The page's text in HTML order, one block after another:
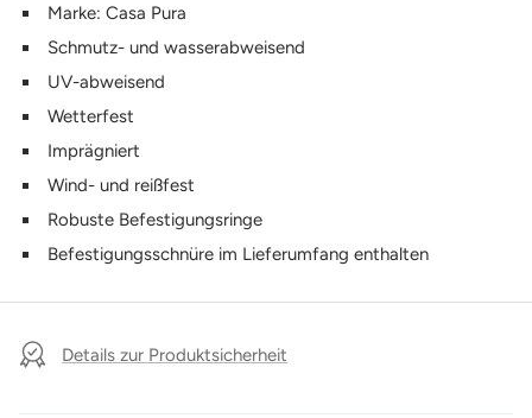
Marke: Casa Pura
Schmutz- und wasserabweisend
UV-abweisend
Wetterfest
Imprägniert
Wind- und reißfest
Robuste Befestigungsringe
Befestigungsschnüre im Lieferumfang enthalten
Details zur Produktsicherheit